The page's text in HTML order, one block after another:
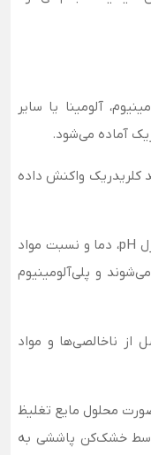
آلومینا یا سایر
آماده می‌شود.
کلریدریک واکنش داده
با کنترل pH، دما و نسبت مواد
و پلی‌آلومینیوم
از ناخالصی‌ها و مواد
محلول مایع تغلیظ
خشک‌کن پاششی به